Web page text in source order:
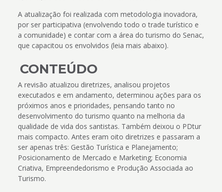
A atualização foi realizada com metodologia inovadora,
por ser participativa (envolvendo todo o trade turístico e
a comunidade) e contar com a área do turismo do Senac,
que capacitou os envolvidos (leia mais abaixo).
CONTEÚDO
A revisão atualizou diretrizes, analisou projetos
executados e em andamento, determinou ações para os
próximos anos e prioridades, pensando tanto no
desenvolvimento do turismo quanto na melhoria da
qualidade de vida dos santistas. Também deixou o PDtur
mais compacto. Antes eram oito diretrizes e passaram a
ser apenas três: Gestão Turística e Planejamento;
Posicionamento de Mercado e Marketing; Economia
Criativa, Empreendedorismo e Produção Associada ao
Turismo.